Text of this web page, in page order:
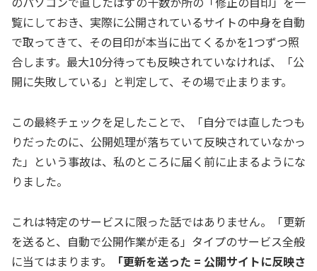
覧にしておき、実際に公開されているサイトの中身を自動
で取ってきて、その目印が本当に出てくるかを1つずつ照
合します。最大10分待っても反映されていなければ、「公
開に失敗している」と判定して、その場で止まります。
この最終チェックを足したことで、「自分では直したつも
りだったのに、公開処理が落ちていて反映されていなかっ
た」という事故は、私のところに届く前に止まるようにな
りました。
これは特定のサービスに限った話ではありません。「更新
を送ると、自動で公開作業が走る」タイプのサービス全般
に当てはまります。
「更新を送った = 公開サイトに反映さ